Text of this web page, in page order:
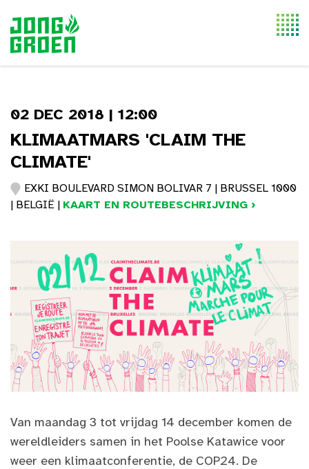
02 DEC 2018 | 12:00
KLIMAATMARS 'CLAIM THE
CLIMATE'
EXKI BOULEVARD SIMON BOLIVAR 7 | BRUSSEL 1000
| BELGIË | KAART EN ROUTEBESCHRIJVING ›
Van maandag 3 tot vrijdag 14 december komen de
wereldleiders samen in het Poolse Katawice voor
weer een klimaatconferentie, de COP24. De